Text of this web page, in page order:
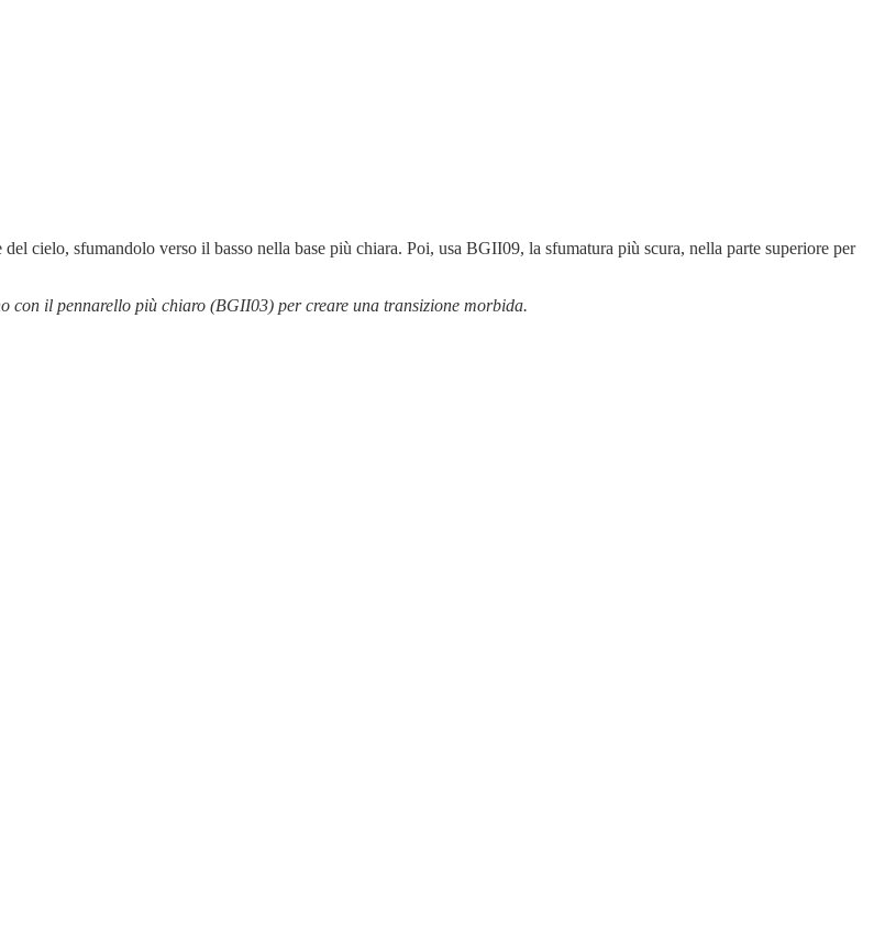
cielo, sfumandolo verso il basso nella base più chiara. Poi, usa BGII09, la sfumatura più scura, nella parte superiore per
con il pennarello più chiaro (BGII03) per creare una transizione morbida.